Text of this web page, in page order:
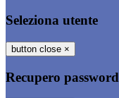
Seleziona utente
button close ×
Recupero password